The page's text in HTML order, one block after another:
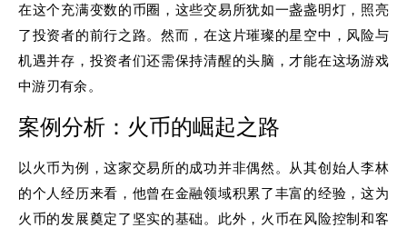
在这个充满变数的币圈，这些交易所犹如一盏盏明灯，照亮
了投资者的前行之路。然而，在这片璀璨的星空中，风险与
机遇并存，投资者们还需保持清醒的头脑，才能在这场游戏
中游刃有余。
案例分析：火币的崛起之路
以火币为例，这家交易所的成功并非偶然。从其创始人李林
的个人经历来看，他曾在金融领域积累了丰富的经验，这为
火币的发展奠定了坚实的基础。此外，火币在风险控制和客